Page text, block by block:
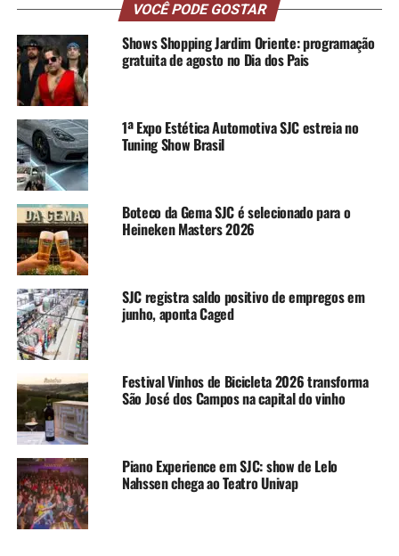
VOCÊ PODE GOSTAR
Shows Shopping Jardim Oriente: programação
gratuita de agosto no Dia dos Pais
1ª Expo Estética Automotiva SJC estreia no
Tuning Show Brasil
Boteco da Gema SJC é selecionado para o
Heineken Masters 2026
SJC registra saldo positivo de empregos em
junho, aponta Caged
Festival Vinhos de Bicicleta 2026 transforma
São José dos Campos na capital do vinho
Piano Experience em SJC: show de Lelo
Nahssen chega ao Teatro Univap